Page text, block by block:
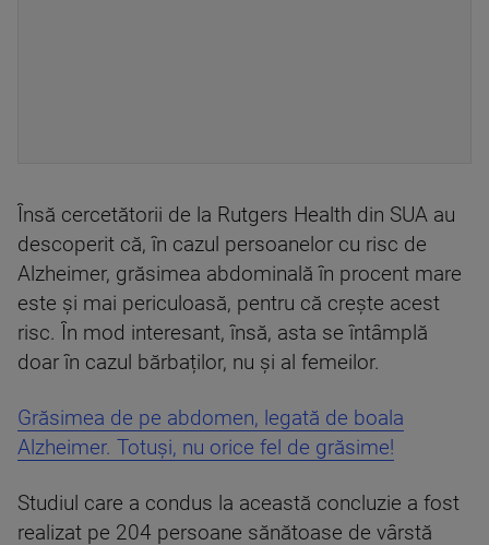
Însă cercetătorii de la Rutgers Health din SUA au
descoperit că, în cazul persoanelor cu risc de
Alzheimer, grăsimea abdominală în procent mare
este și mai periculoasă, pentru că crește acest
risc. În mod interesant, însă, asta se întâmplă
doar în cazul bărbaților, nu și al femeilor.
Grăsimea de pe abdomen, legată de boala
Alzheimer. Totuși, nu orice fel de grăsime!
Studiul care a condus la această concluzie a fost
realizat pe 204 persoane sănătoase de vârstă